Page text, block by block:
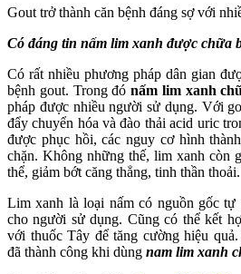
Gout trở thành căn bệnh đáng sợ với
Có đáng tin nấm lim xanh được chữa
Có rất nhiều phương pháp dân gian
bệnh gout. Trong đó nấm lim xanh
pháp được nhiều người sử dụng. Với
đẩy chuyển hóa và đào thải acid uric
được phục hồi, các nguy cơ hình
chặn. Không những thế, lim xanh còn
thể, giảm bớt căng thẳng, tinh thần thoải.
Lim xanh là loại nấm có nguồn gốc tự
cho người sử dụng. Cũng có thể kết
với thuốc Tây để tăng cường hiệu
đã thành công khi dùng nam lim xanh